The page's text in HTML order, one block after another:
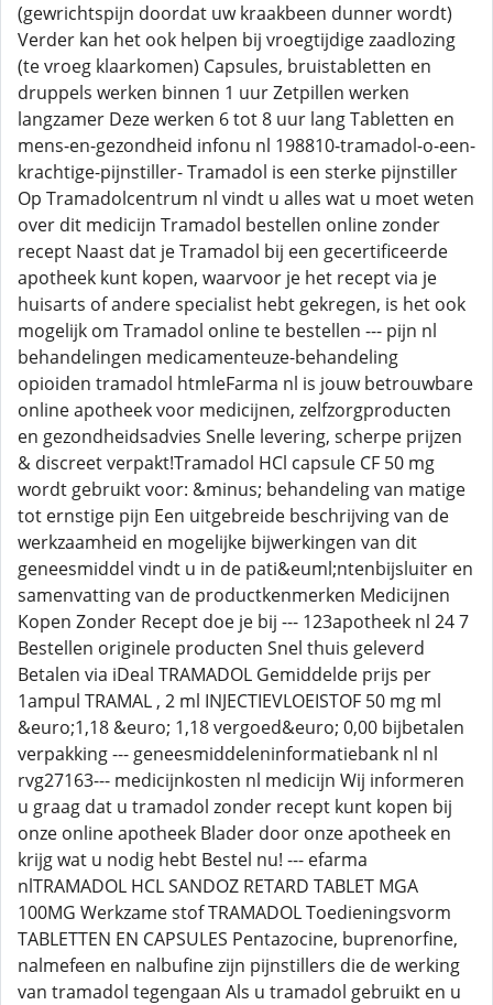
(gewrichtspijn doordat uw kraakbeen dunner wordt)
Verder kan het ook helpen bij vroegtijdige zaadlozing
(te vroeg klaarkomen) Capsules, bruistabletten en
druppels werken binnen 1 uur Zetpillen werken
langzamer Deze werken 6 tot 8 uur lang Tabletten en
mens-en-gezondheid infonu nl 198810-tramadol-o-een-
krachtige-pijnstiller- Tramadol is een sterke pijnstiller
Op Tramadolcentrum nl vindt u alles wat u moet weten
over dit medicijn Tramadol bestellen online zonder
recept Naast dat je Tramadol bij een gecertificeerde
apotheek kunt kopen, waarvoor je het recept via je
huisarts of andere specialist hebt gekregen, is het ook
mogelijk om Tramadol online te bestellen --- pijn nl
behandelingen medicamenteuze-behandeling
opioiden tramadol htmleFarma nl is jouw betrouwbare
online apotheek voor medicijnen, zelfzorgproducten
en gezondheidsadvies Snelle levering, scherpe prijzen
& discreet verpakt!Tramadol HCl capsule CF 50 mg
wordt gebruikt voor: &minus; behandeling van matige
tot ernstige pijn Een uitgebreide beschrijving van de
werkzaamheid en mogelijke bijwerkingen van dit
geneesmiddel vindt u in de pati&euml;ntenbijsluiter en
samenvatting van de productkenmerken Medicijnen
Kopen Zonder Recept doe je bij --- 123apotheek nl 24 7
Bestellen originele producten Snel thuis geleverd
Betalen via iDeal TRAMADOL Gemiddelde prijs per
1ampul TRAMAL , 2 ml INJECTIEVLOEISTOF 50 mg ml
&euro;1,18 &euro; 1,18 vergoed&euro; 0,00 bijbetalen
verpakking --- geneesmiddeleninformatiebank nl nl
rvg27163--- medicijnkosten nl medicijn Wij informeren
u graag dat u tramadol zonder recept kunt kopen bij
onze online apotheek Blader door onze apotheek en
krijg wat u nodig hebt Bestel nu! --- efarma
nlTRAMADOL HCL SANDOZ RETARD TABLET MGA
100MG Werkzame stof TRAMADOL Toedieningsvorm
TABLETTEN EN CAPSULES Pentazocine, buprenorfine,
nalmefeen en nalbufine zijn pijnstillers die de werking
van tramadol tegengaan Als u tramadol gebruikt en u